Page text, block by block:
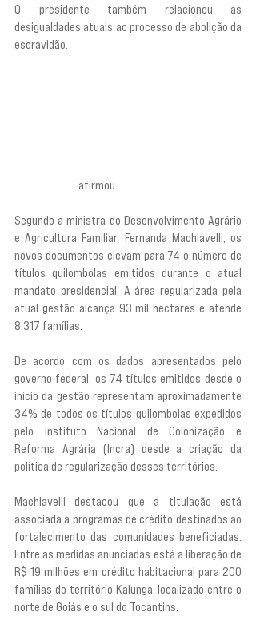
O presidente também relacionou as
desigualdades atuais ao processo de abolição da
escravidão.
afirmou.
Segundo a ministra do Desenvolvimento Agrário
e Agricultura Familiar, Fernanda Machiavelli, os
novos documentos elevam para 74 o número de
títulos quilombolas emitidos durante o atual
mandato presidencial. A área regularizada pela
atual gestão alcança 93 mil hectares e atende
8.317 famílias.
De acordo com os dados apresentados pelo
governo federal, os 74 títulos emitidos desde o
início da gestão representam aproximadamente
34% de todos os títulos quilombolas expedidos
pelo Instituto Nacional de Colonização e
Reforma Agrária (Incra) desde a criação da
política de regularização desses territórios.
Machiavelli destacou que a titulação está
associada a programas de crédito destinados ao
fortalecimento das comunidades beneficiadas.
Entre as medidas anunciadas está a liberação de
R$ 19 milhões em crédito habitacional para 200
famílias do território Kalunga, localizado entre o
norte de Goiás e o sul do Tocantins.